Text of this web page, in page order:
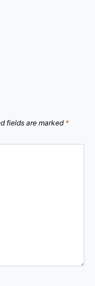
fields are marked *